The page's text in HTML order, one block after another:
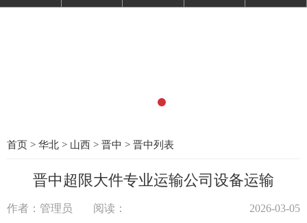
首页 > 华北 > 山西 > 晋中 > 晋中列表
晋中超限大件专业运输公司设备运输
作者：管理员 阅读： 2026-03-05